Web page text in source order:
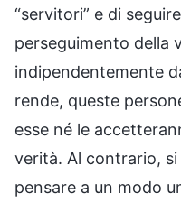
“servitori” e di
perseguimento della
indipendentemente
rende, queste
esse né le
verità. Al contrario,
pensare a un modo